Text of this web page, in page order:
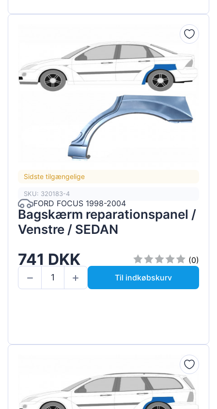
Sidste tilgængelige
SKU: 320183-4
FORD FOCUS 1998-2004
Bagskærm reparationspanel /
Venstre / SEDAN
741 DKK
(0)
Til indkøbskurv